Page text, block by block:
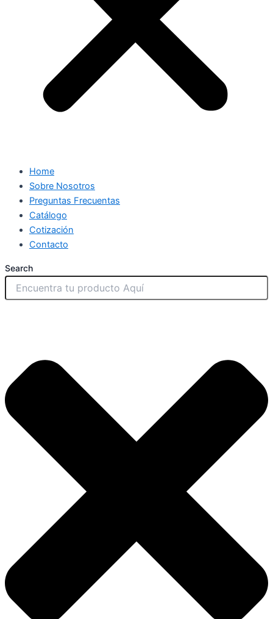
Home
Sobre Nosotros
Preguntas Frecuentas
Catálogo
Cotización
Contacto
Search